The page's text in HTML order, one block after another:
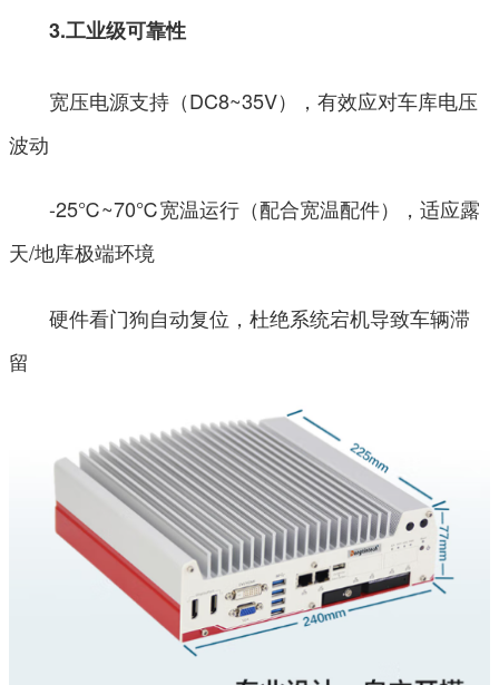
3.工业级可靠性
宽压电源支持（DC8~35V），有效应对车库电压
波动
-25℃~70℃宽温运行（配合宽温配件），适应露
天/地库极端环境
硬件看门狗自动复位，杜绝系统宕机导致车辆滞
留